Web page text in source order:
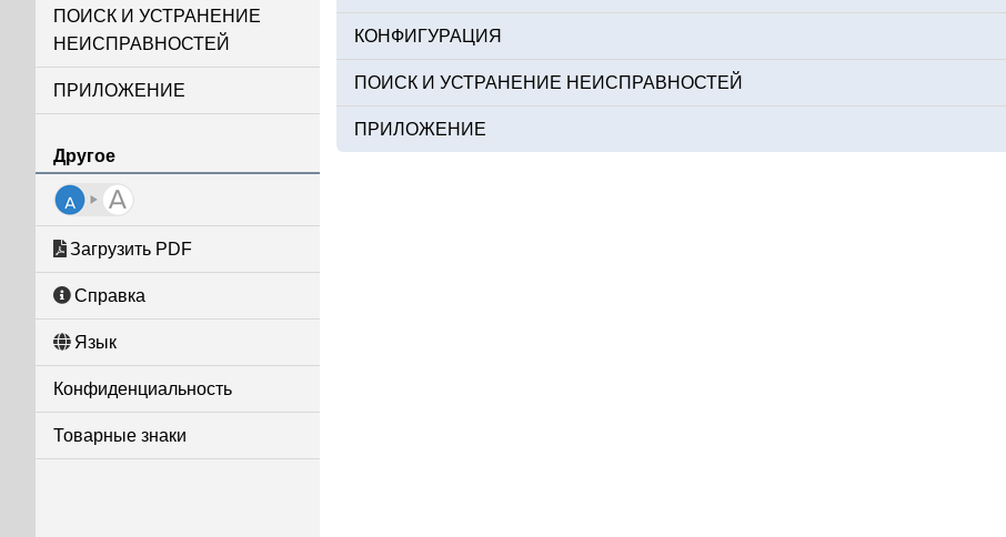
ПОИСК И УСТРАНЕНИЕ
НЕИСПРАВНОСТЕЙ
ПРИЛОЖЕНИЕ
Другое
Загрузить PDF
Справка
Язык
Конфиденциальность
Товарные знаки
КОНФИГУРАЦИЯ
ПОИСК И УСТРАНЕНИЕ НЕИСПРАВНОСТЕЙ
ПРИЛОЖЕНИЕ